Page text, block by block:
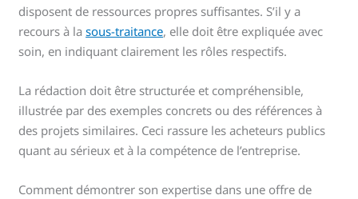
disposent de ressources propres suffisantes. S’il y a
recours à lasous-traitance, elle doit être expliquée avec
soin, en indiquant clairement les rôles respectifs.
La rédaction doit être structurée et compréhensible,
illustrée par des exemples concrets ou des références à
des projets similaires. Ceci rassure les acheteurs publics
quant au sérieux et à la compétence de l’entreprise.
Comment démontrer son expertise dans une offre de